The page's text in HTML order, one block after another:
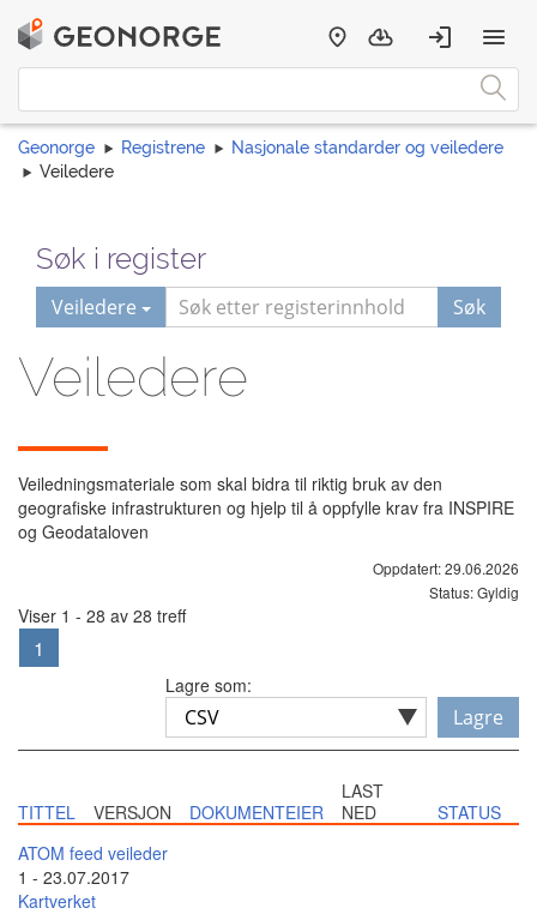
Geonorge Registrene
Nasjonale standarder og veiledere
Veiledere
Søk i register
Veiledere Søk
Veiledere
Veiledningsmateriale som skal bidra til riktig bruk av den
geografiske infrastrukturen og hjelp til å oppfylle krav fra INSPIRE
og Geodataloven
Oppdatert: 29.06.2026
Status: Gyldig
Viser 1 - 28 av 28 treff
1
Lagre som:
Lagre
TITTEL VERSJON DOKUMENTEIER
LAST
NED
STATUS
ATOM feed veileder
1 - 23.07.2017
Kartverket